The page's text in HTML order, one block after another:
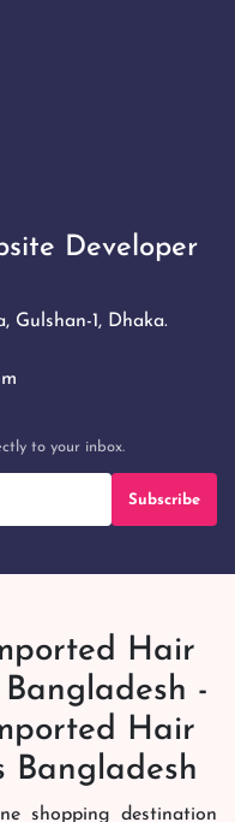
Developer
Gulshan-1, Dhaka.
to your inbox.
Subscribe
Hair
-
Hair
Bangladesh
shopping destination